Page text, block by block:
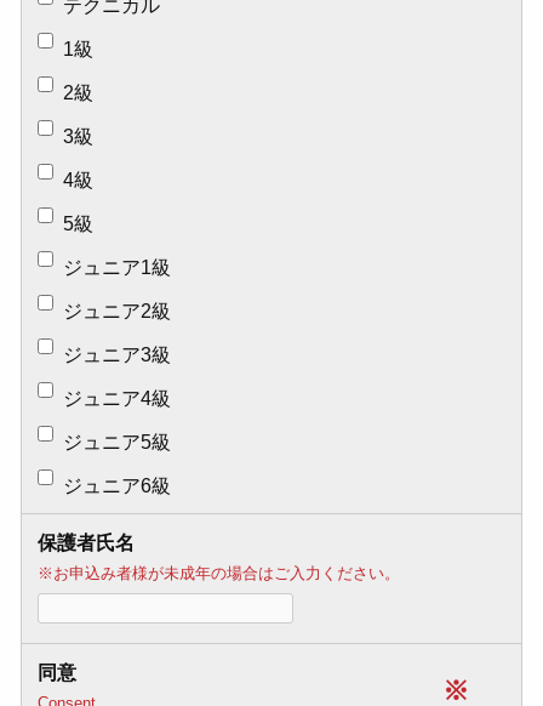
テクニカル
1級
2級
3級
4級
5級
ジュニア1級
ジュニア2級
ジュニア3級
ジュニア4級
ジュニア5級
ジュニア6級
保護者氏名
※お申込み者様が未成年の場合はご入力ください。
※
同意